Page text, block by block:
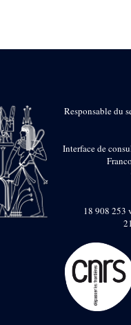
Responsable du
Interface de
18 908 253